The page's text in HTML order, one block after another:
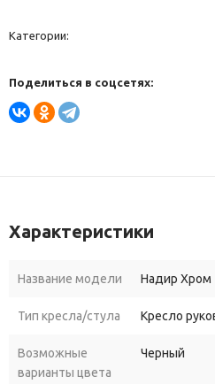
Категории:
Поделиться в соцсетях:
Характеристики
Название модели Надир Хром
Тип кресла/стула Кресло
Возможные
варианты цвета
Черный